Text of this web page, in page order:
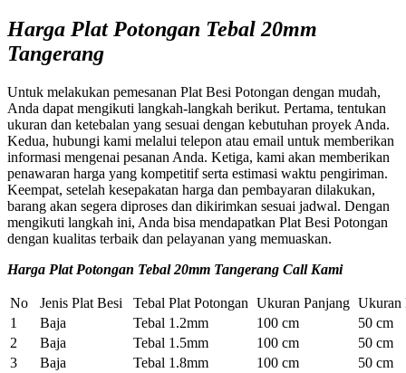
Harga Plat Potongan Tebal 20mm
Tangerang
Untuk melakukan pemesanan Plat Besi Potongan dengan mudah,
Anda dapat mengikuti langkah-langkah berikut. Pertama, tentukan
ukuran dan ketebalan yang sesuai dengan kebutuhan proyek Anda.
Kedua, hubungi kami melalui telepon atau email untuk memberikan
informasi mengenai pesanan Anda. Ketiga, kami akan memberikan
penawaran harga yang kompetitif serta estimasi waktu pengiriman.
Keempat, setelah kesepakatan harga dan pembayaran dilakukan,
barang akan segera diproses dan dikirimkan sesuai jadwal. Dengan
mengikuti langkah ini, Anda bisa mendapatkan Plat Besi Potongan
dengan kualitas terbaik dan pelayanan yang memuaskan.
Harga Plat Potongan Tebal 20mm Tangerang Call Kami
No Jenis Plat Besi Tebal Plat Potongan Ukuran Panjang Ukuran
1
Baja Tebal 1.2mm 100 cm
50 cm
2
Baja Tebal 1.5mm 100 cm
50 cm
3
Baja Tebal 1.8mm 100 cm
50 cm